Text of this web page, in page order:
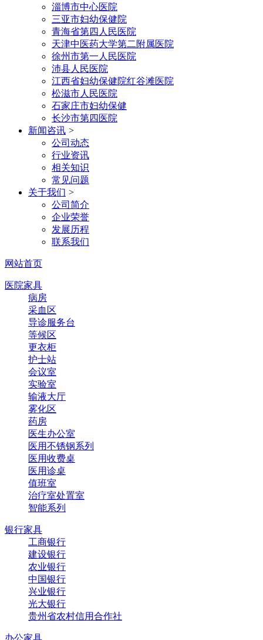
淄博市中心医院
三亚市妇幼保健院
青海省第四人民医院
天津中医药大学第二附属医院
徐州市第一人民医院
沛县人民医院
江西省妇幼保健院红谷滩医院
松滋市人民医院
石家庄市妇幼保健
长沙市第四医院
新闻咨讯 >
公司动态
行业资讯
相关知识
常见问题
关于我们 >
公司简介
企业荣誉
发展历程
联系我们
网站首页
医院家具
病房
采血区
导诊服务台
等候区
更衣柜
护士站
会议室
实验室
输液大厅
雾化区
药房
医生办公室
医用不锈钢系列
医用收费桌
医用诊桌
值班室
治疗室处置室
智能系列
银行家具
工商银行
建设银行
农业银行
中国银行
兴业银行
光大银行
贵州省农村信用合作社
办公家具